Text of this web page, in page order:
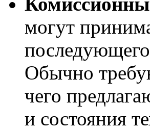
могут
Обычно
чего
и состояния